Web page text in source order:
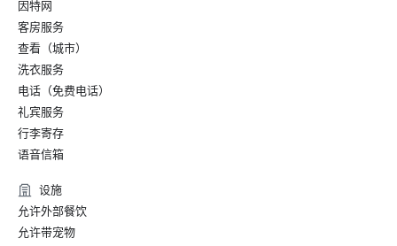
因特网
客房服务
查看（城市）
洗衣服务
电话（免费电话）
礼宾服务
行李寄存
语音信箱
设施
允许外部餐饮
允许带宠物